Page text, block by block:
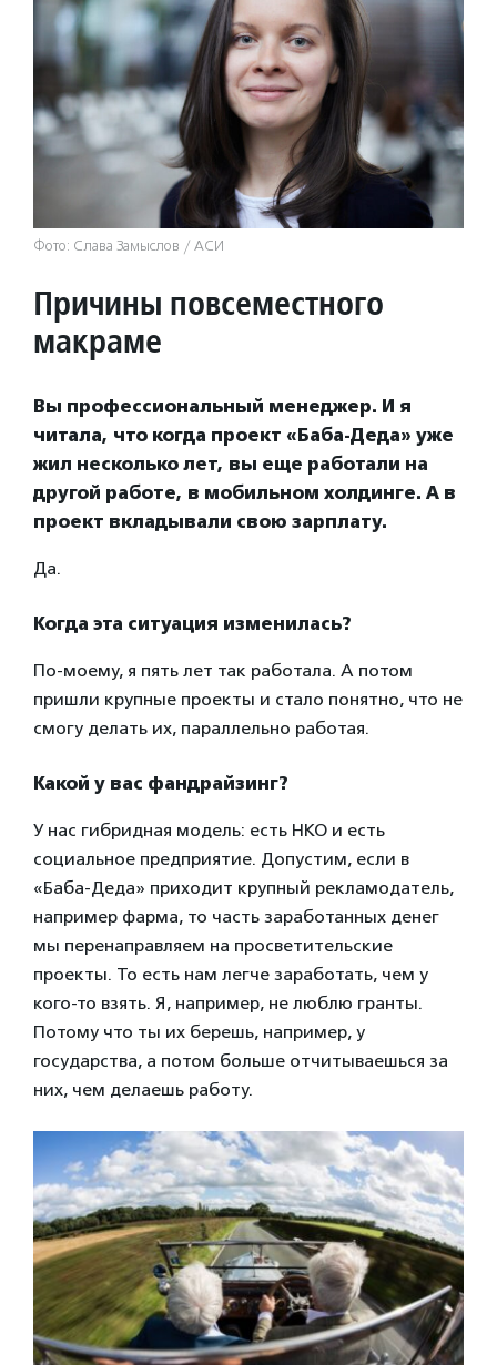
Фото: Слава Замыслов / АСИ
Причины повсеместного
макраме
Вы профессиональный менеджер. И я
читала, что когда проект «Баба-Деда» уже
жил несколько лет, вы еще работали на
другой работе, в мобильном холдинге. А в
проект вкладывали свою зарплату.
Да.
Когда эта ситуация изменилась?
По-моему, я пять лет так работала. А потом
пришли крупные проекты и стало понятно, что не
смогу делать их, параллельно работая.
Какой у вас фандрайзинг?
У нас гибридная модель: есть НКО и есть
социальное предприятие. Допустим, если в
«Баба-Деда» приходит крупный рекламодатель,
например фарма, то часть заработанных денег
мы перенаправляем на просветительские
проекты. То есть нам легче заработать, чем у
кого-то взять. Я, например, не люблю гранты.
Потому что ты их берешь, например, у
государства, а потом больше отчитываешься за
них, чем делаешь работу.